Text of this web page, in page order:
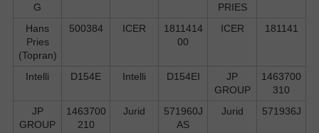
G
PRIES
Hans
Pries
(Topran)
500384 ICER
1811414
00
ICER 181141
Intelli D154E Intelli D154EI
JP
GROUP
1463700
310
JP
GROUP
1463700
210
Jurid
571960J
AS
Jurid 571936J